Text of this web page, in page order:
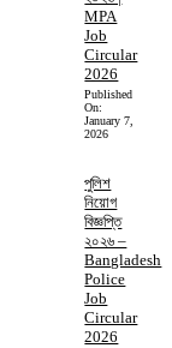
MPA
Job
Circular
2026
Published
On:
January 7,
2026
পুলিশ
নিয়োগ
বিজ্ঞপ্তি
২০২৬ –
Bangladesh
Police
Job
Circular
2026